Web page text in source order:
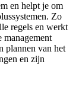
en helpt je om
Zo
regels en werkt
management
plannen van het
en zijn